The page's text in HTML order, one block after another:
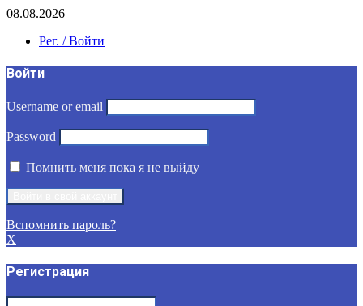
08.08.2026
Рег. / Войти
Войти
Username or email
Password
Помнить меня пока я не выйду
Вспомнить пароль?
X
Регистрация